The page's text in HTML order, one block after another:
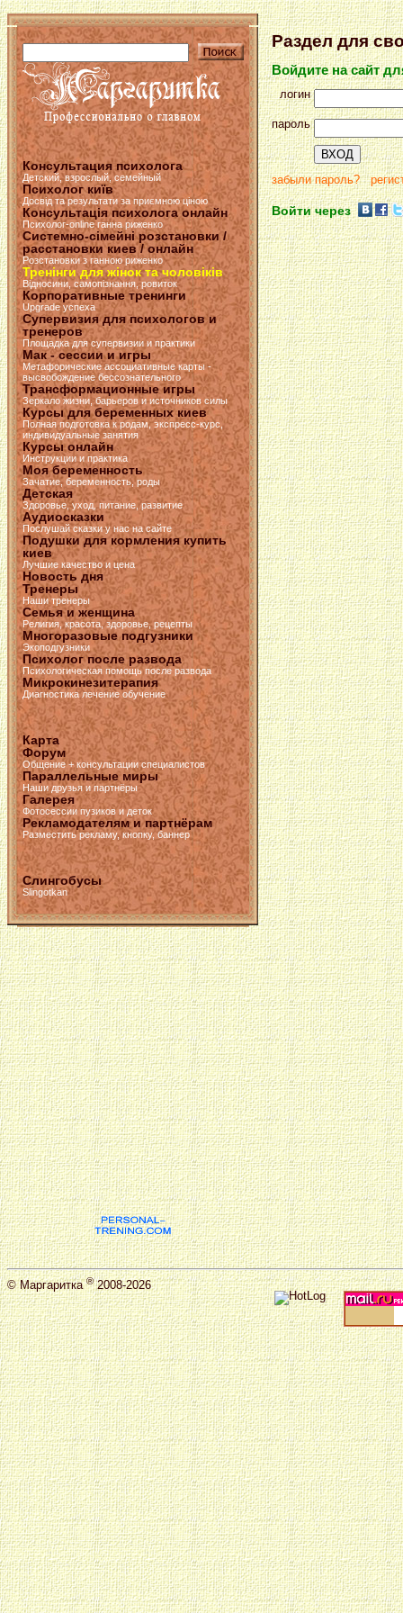
Консультация психолога
Детский, взрослый, семейный
Психолог київ
Досвід та результати за приємною ціною
Консультація психолога онлайн
Психолог-online ганна риженко
Системно-сімейні розстановки /
расстановки киев / онлайн
Розстановки з ганною риженко
Тренінги для жінок та чоловіків
Відносини, самопізнання, ровиток
Корпоративные тренинги
Upgrade успеха
Супервизия для психологов и
тренеров
Площадка для супервизии и практики
Мак - сессии и игры
Метафорические ассоциативные карты -
высвобождение бессознательного
Трансформационные игры
Зеркало жизни, барьеров и источников силы
Курсы для беременных киев
Полная подготовка к родам, экспресс-курс,
индивидуальные занятия
Курсы онлайн
Инструкции и практика
Моя беременность
Зачатие, беременность, роды
Детская
Здоровье, уход, питание, развитие
Аудиосказки
Послушай сказки у нас на сайте
Подушки для кормления купить
киев
Лучшие качество и цена
Новость дня
Тренеры
Наши тренеры
Семья и женщина
Религия, красота, здоровье, рецепты
Многоразовые подгузники
Экоподгузники
Психолог после развода
Психологическая помощь после развода
Микрокинезитерапия
Диагностика лечение обучение
Карта
Форум
Общение + консультации специалистов
Параллельные миры
Наши друзья и партнёры
Галерея
Фотосессии пузиков и деток
Рекламодателям и партнёрам
Разместить рекламу, кнопку, баннер
Слингобусы
Slingotkan
Раздел для
Войдите на сайт
логин
пароль
забыли пароль?
Войти через
©Маргаритка®2008-2026